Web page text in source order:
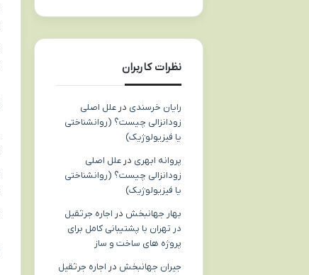
نظرات کاربران
رایان خرسندی درعلل اصلی
زودانزالی چیست؟ (روانشناختی
یا فیزیولوژیک)
پروانه ابهری درعلل اصلی
زودانزالی چیست؟ (روانشناختی
یا فیزیولوژیک)
بهار جهانبخش در اجاره جرثقیل
در تهران با پشتیبانی کامل برای
پروژه های ساخت و ساز
جیران جهانبخش در اجاره جرثقیل